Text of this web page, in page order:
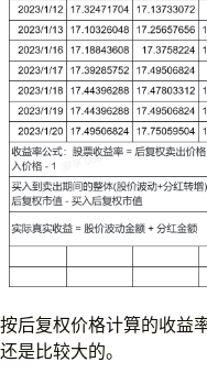
按后复权价格计算的收益
还是比较大的。